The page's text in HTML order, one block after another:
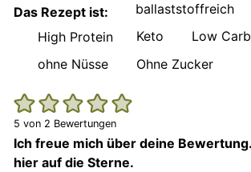
Das Rezept ist: ballaststoffreich
High Protein
Keto
Low Carb
ohne Nüsse
Ohne Zucker
5 von 2 Bewertungen
Ich freue mich über deine Bewertung. Klicke einfach
hier auf die Sterne.